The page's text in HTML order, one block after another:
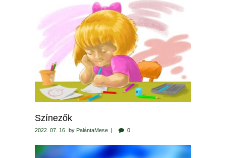
Színezők
2022. 07. 16. by PalántaMese 0